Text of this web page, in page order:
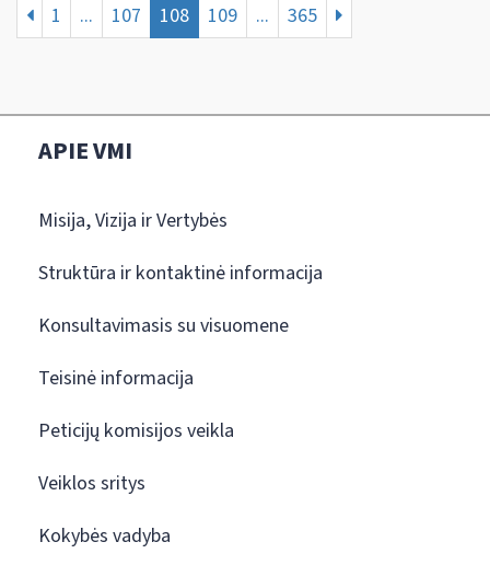
1 ... 107 108 109 ... 365
APIE VMI
Misija, Vizija ir Vertybės
Struktūra ir kontaktinė informacija
Konsultavimasis su visuomene
Teisinė informacija
Peticijų komisijos veikla
Veiklos sritys
Kokybės vadyba